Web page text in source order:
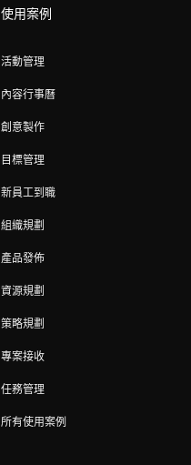
使用案例
活動管理
內容行事曆
創意製作
目標管理
新員工到職
組織規劃
產品發佈
資源規劃
策略規劃
專案接收
任務管理
所有使用案例